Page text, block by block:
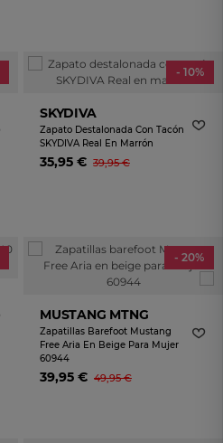
- 10%
SKYDIVA
Zapato Destalonada Con Tacón
SKYDIVA Real En Marrón
35,95 € 39,95 €
- 20%
MUSTANG MTNG
Zapatillas Barefoot Mustang
Free Aria En Beige Para Mujer
60944
39,95 € 49,95 €